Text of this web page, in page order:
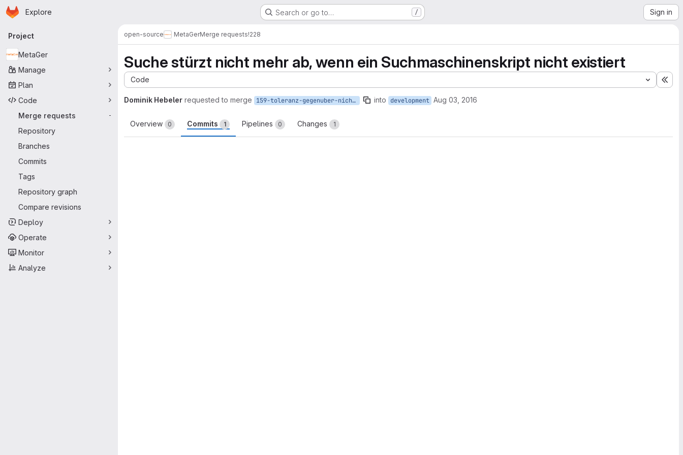
Skip to main content
Homepage
Explore Search or go to… / Sign in
Primary navigation
Project
MetaGer
Manage
Plan
Code
Merge requests
-
Repository
Branches
Commits
Tags
Repository graph
Compare revisions
Deploy
Operate
Monitor
Analyze
open-source MetaGerMerge requests!228
Suche stürzt nicht mehr ab, wenn ein Suchmaschinenskript nicht existiert
Code
Dominik Hebeler requested to merge 159-toleranz-gegenuber-nicht-implementierten-suchmaschinen into development Aug 03, 2016
Overview 0 Commits 1 Pipelines 0 Changes 1